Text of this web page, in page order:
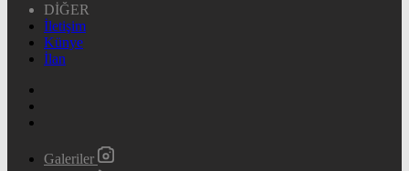
DİĞER
İletişim
Künye
İlan
Galeriler